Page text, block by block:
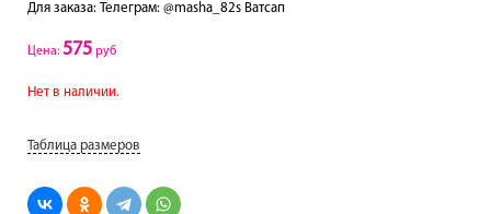
Для заказа: Телеграм: @masha_82s Ватсап
Цена: 575 руб
Нет в наличии.
Таблица размеров